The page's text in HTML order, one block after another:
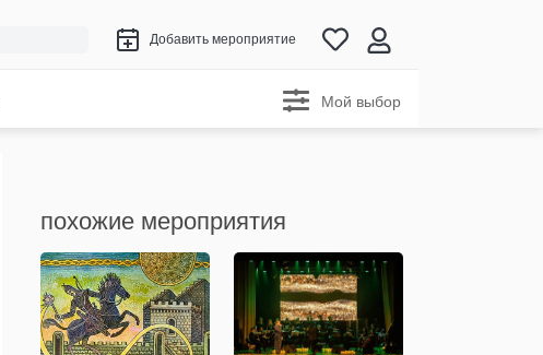
Добавить мероприятие
Мой выбор
похожие мероприятия